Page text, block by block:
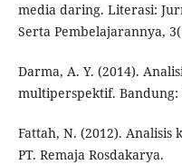
media daring. Literasi:
Serta Pembelajarannya,
Darma, A. Y. (2014).
multiperspektif. Bandung:
Fattah, N. (2012).
PT. Remaja Rosdakarya.